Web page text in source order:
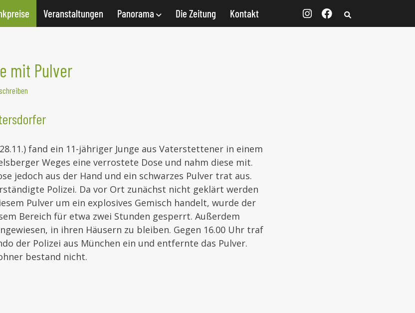
Veranstaltungen Panorama Die Zeitung Kontakt
mit Pulver
fand ein 11-jähriger Junge aus Vaterstettener in einem
Weges eine verrostete Dose und nahm diese mit.
jedoch aus der Hand und ein schwarzes Pulver trat aus.
Polizei. Da vor Ort zunächst nicht geklärt werden
Pulver um ein explosives Gemisch handelt, wurde der
Bereich für etwa zwei Stunden gesperrt. Außerdem
in ihren Häusern zu bleiben. Gegen 16.00 Uhr traf
der Polizei aus München ein und entfernte das Pulver.
bestand nicht.